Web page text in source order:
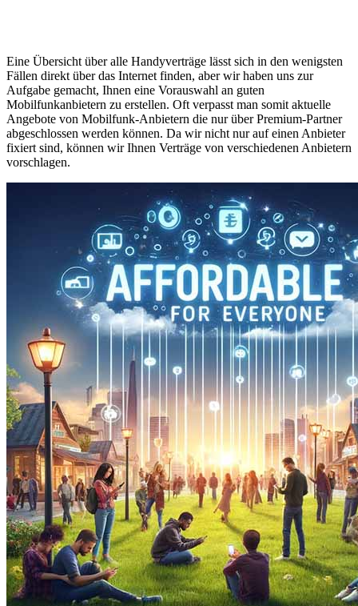
Eine Übersicht über alle Handyverträge lässt sich in den wenigsten
Fällen direkt über das Internet finden, aber wir haben uns zur
Aufgabe gemacht, Ihnen eine Vorauswahl an guten
Mobilfunkanbietern zu erstellen. Oft verpasst man somit aktuelle
Angebote von Mobilfunk-Anbietern die nur über Premium-Partner
abgeschlossen werden können. Da wir nicht nur auf einen Anbieter
fixiert sind, können wir Ihnen Verträge von verschiedenen Anbietern
vorschlagen.